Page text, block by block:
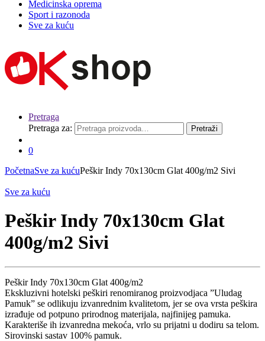
Medicinska oprema
Sport i razonoda
Sve za kuću
Pretraga
Pretraga za:
Pretraži
0
PočetnaSve za kućuPeškir Indy 70x130cm Glat 400g/m2 Sivi
Sve za kuću
Peškir Indy 70x130cm Glat
400g/m2 Sivi
Peškir Indy 70x130cm Glat 400g/m2
Ekskluzivni hotelski peškiri renomiranog proizvodjaca ”Uludag
Pamuk” se odlikuju izvanrednim kvalitetom, jer se ova vrsta peškira
izrađuje od potpuno prirodnog materijala, najfinijeg pamuka.
Karakteriše ih izvanredna mekoća, vrlo su prijatni u dodiru sa telom.
Sirovinski sastav 100% pamuk.